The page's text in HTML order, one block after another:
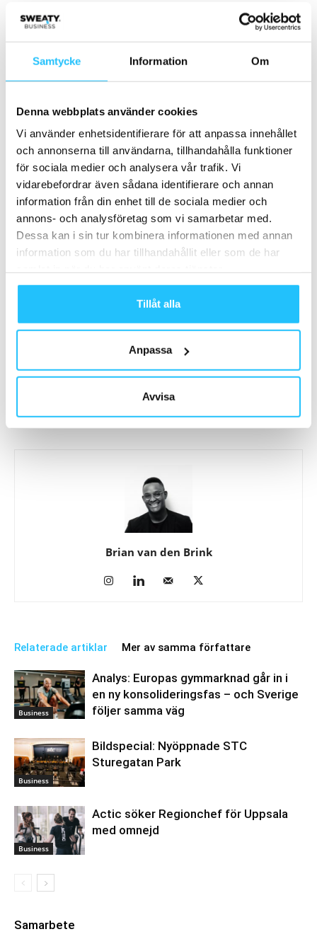
Samtycke Information Om
Denna webbplats använder cookies
Vi använder enhetsidentifierare för att anpassa innehållet
och annonserna till användarna, tillhandahålla funktioner
för sociala medier och analysera vår trafik. Vi
vidarebefordrar även sådana identifierare och annan
information från din enhet till de sociala medier och
annons- och analysföretag som vi samarbetar med.
Dessa kan i sin tur kombinera informationen med annan
information som du har tillhandahållit eller som de har
Tillåt alla
Anpassa
Avvisa
fantastiska arbete som utförs på alla våra anläggningar. Vi
arbetar tillsammans för att bidra till ett hälsosamt liv för
våra medlemmar genom träning och råd – något som är
ännu viktigare i dessa tider. Tillsammans gör vi därutöver
vårt yttersta för att bidra till minskad smittspridning i vårt
våra medarbetares och medlemmars säkerhet och
trygghet högst upp på agendan.
TAGGAR Actic Actic Group Anders Carlbark
Friskis inleder samarbete med
Cardionics rekryterar Henrik
Brian van den Brink
Relaterade artiklar Mer av samma författare
Business
Analys: Europas gymmarknad går in i
en ny konsolideringsfas – och Sverige
följer samma väg
Business
Bildspecial: Nyöppnade STC
Sturegatan Park
Business
Actic söker Regionchef för Uppsala
med omnejd
Samarbete